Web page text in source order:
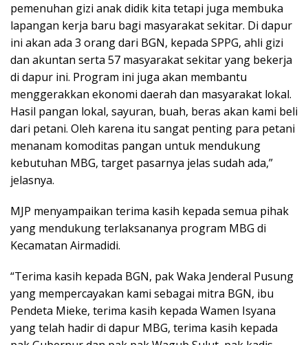
pemenuhan gizi anak didik kita tetapi juga membuka
lapangan kerja baru bagi masyarakat sekitar. Di dapur
ini akan ada 3 orang dari BGN, kepada SPPG, ahli gizi
dan akuntan serta 57 masyarakat sekitar yang bekerja
di dapur ini. Program ini juga akan membantu
menggerakkan ekonomi daerah dan masyarakat lokal.
Hasil pangan lokal, sayuran, buah, beras akan kami beli
dari petani. Oleh karena itu sangat penting para petani
menanam komoditas pangan untuk mendukung
kebutuhan MBG, target pasarnya jelas sudah ada,”
jelasnya.
MJP menyampaikan terima kasih kepada semua pihak
yang mendukung terlaksananya program MBG di
Kecamatan Airmadidi.
“Terima kasih kepada BGN, pak Waka Jenderal Pusung
yang mempercayakan kami sebagai mitra BGN, ibu
Pendeta Mieke, terima kasih kepada Wamen Isyana
yang telah hadir di dapur MBG, terima kasih kepada